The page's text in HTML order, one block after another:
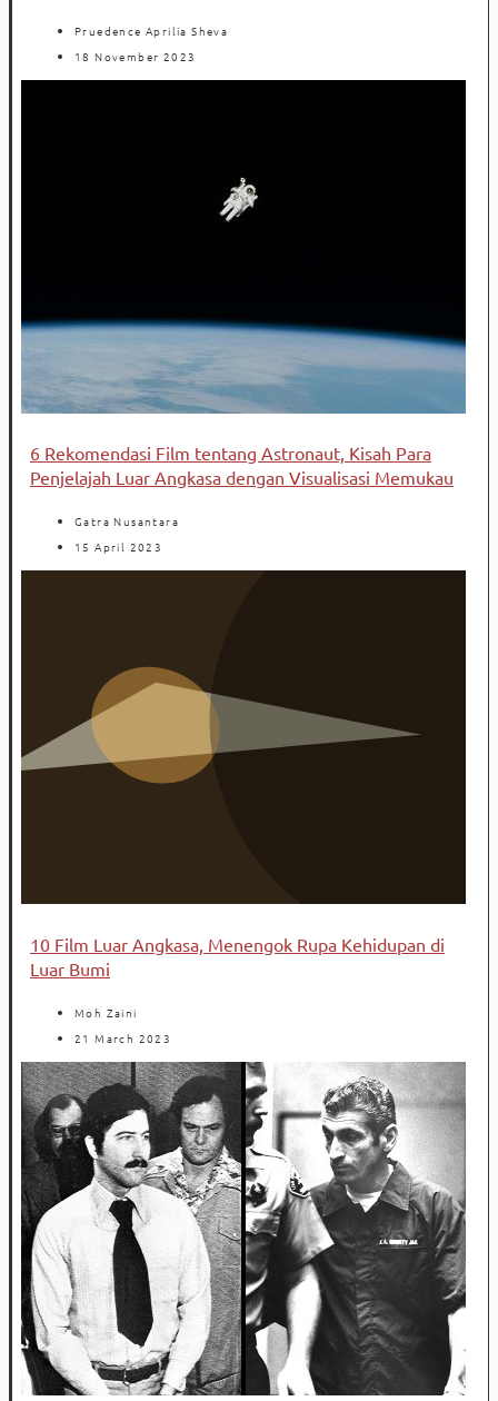
Pruedence Aprilia Sheva
18 November 2023
6 Rekomendasi Film tentang Astronaut, Kisah Para
Penjelajah Luar Angkasa dengan Visualisasi Memukau
Gatra Nusantara
15 April 2023
10 Film Luar Angkasa, Menengok Rupa Kehidupan di
Luar Bumi
Moh Zaini
21 March 2023